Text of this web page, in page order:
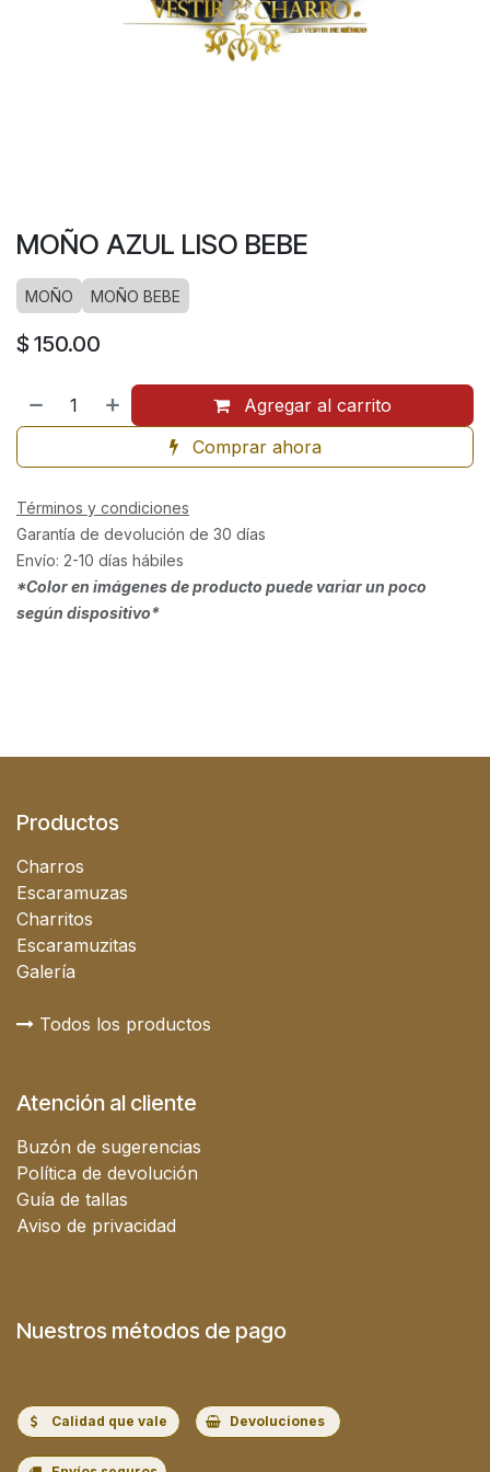
MOÑO AZUL LISO BEBE
MOÑO MOÑO BEBE
$ 150.00
Agregar al carrito
Comprar ahora
Términos y condiciones
Garantía de devolución de 30 días
Envío: 2-10 días hábiles
*Color en imágenes de producto puede variar un poco
según dispositivo*
Productos
Charros
Escaramuzas
Charritos
Escaramuzitas
Galería
Todos los productos
Atención al cliente
Buzón de sugerencias
Política de devolución
Guía de tallas
Aviso de privacidad
Nuestros métodos de pago
Calidad que vale Devoluciones